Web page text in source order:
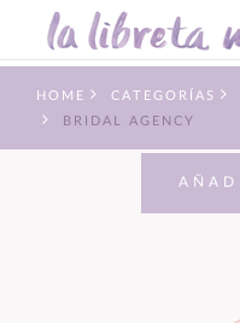
HOME CATEGORÍAS
BRIDAL AGENCY